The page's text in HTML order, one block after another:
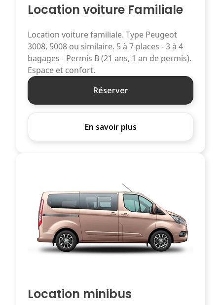
Location voiture Familiale
Location voiture familiale. Type Peugeot
3008, 5008 ou similaire. 5 à 7 places - 3 à 4
bagages - Permis B (21 ans, 1 an de permis).
Espace et confort.
Réserver
En savoir plus
Location minibus